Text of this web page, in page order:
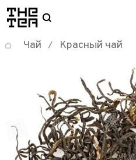
логотип
Чай / Красный чай